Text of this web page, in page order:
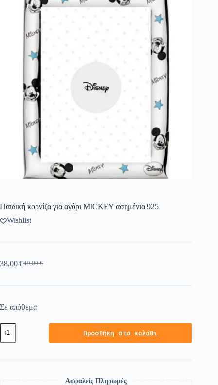
Παιδική κορνίζα για αγόρι MICKEY ασημένια 925
Wishlist
49,00€
38,00 €
Σε απόθεμα
Προσθήκη στο καλάθι
Ασφαλείς Πληρωμές